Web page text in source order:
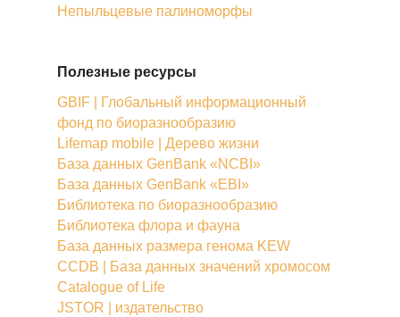
Непыльцевые палиноморфы
Полезные ресурсы
GBIF | Глобальный информационный
фонд по биоразнообразию
Lifemap mobile | Дерево жизни
База данных GenBank «NCBI»
База данных GenBank «EBI»
Библиотека по биоразнообразию
Библиотека флора и фауна
База данных размера генома KEW
CCDB | База данных значений хромосом
Catalogue of Life
JSTOR | издательство